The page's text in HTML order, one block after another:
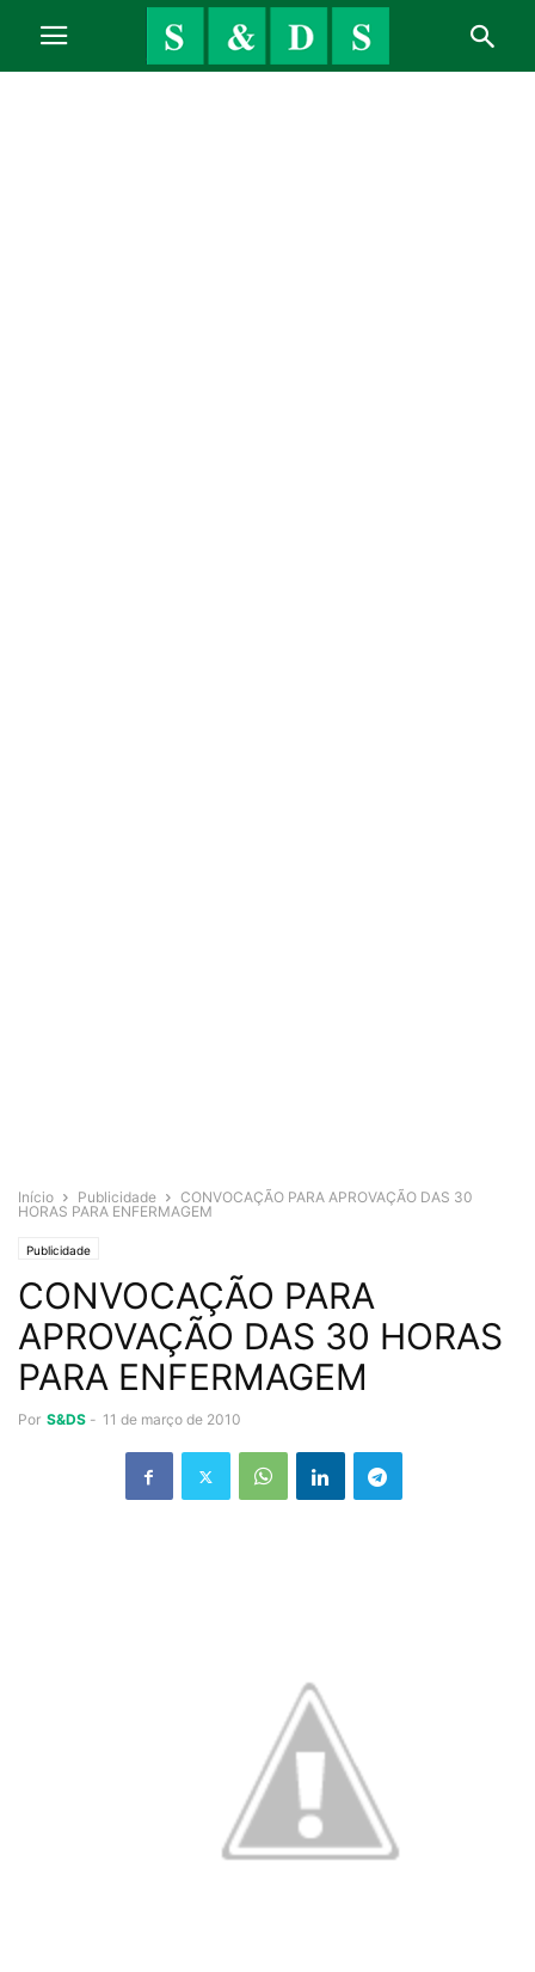
Início Publicidade
CONVOCAÇÃO PARA APROVAÇÃO DAS 30
HORAS PARA ENFERMAGEM
Publicidade
CONVOCAÇÃO PARA
APROVAÇÃO DAS 30 HORAS
PARA ENFERMAGEM
Por S&DS - 11 de março de 2010